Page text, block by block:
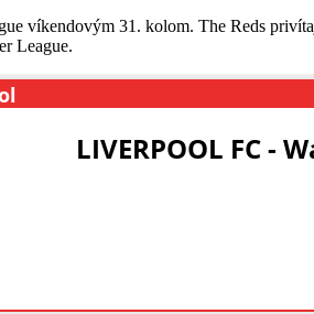
víkendovým 31. kolom. The Reds
League.
LIVERPOOL FC -